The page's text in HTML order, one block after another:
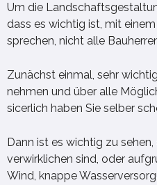
Um die
dass es wichtig ist, mit
sprechen, nicht alle
Zunächst einmal, sehr
nehmen und über alle
sicerlich haben Sie selber
Dann ist es wichtig zu
verwirklichen sind, oder
Wind, knappe